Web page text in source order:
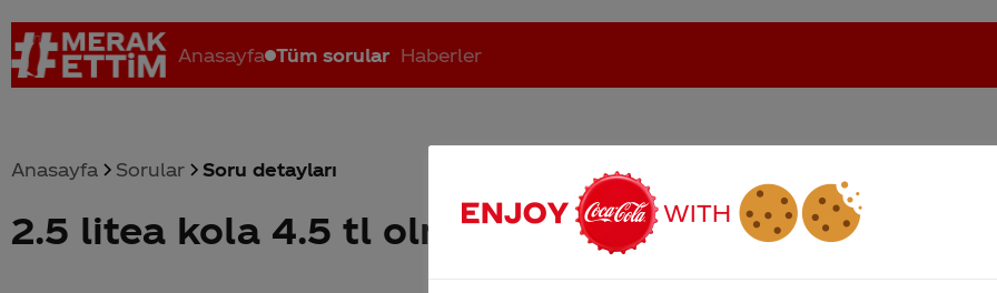
Anasayfa Tüm sorular Haberler
Coca-Cola nerenin malı? Coca cola İsrail malı mı Yani ... Coca-Cola'nın Filistin'de fabr... Coca-Cola’yı kim buldu?
Anasayfa Sorular Soru detayları
2.5 litea kola 4.5 tl olmuş çok pahalı